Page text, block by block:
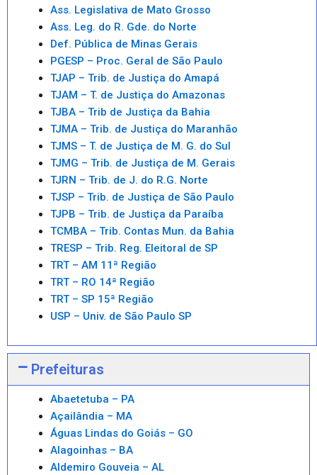
Ass. Legislativa de Mato Grosso
Ass. Leg. do R. Gde. do Norte
Def. Pública de Minas Gerais
PGESP – Proc. Geral de São Paulo
TJAP – Trib. de Justiça do Amapá
TJAM – T. de Justiça do Amazonas
TJBA – Trib de Justiça da Bahia
TJMA – Trib. de Justiça do Maranhão
TJMS – T. de Justiça de M. G. do Sul
TJMG – Trib. de Justiça de M. Gerais
TJRN – Trib. de J. do R.G. Norte
TJSP – Trib. de Justiça de São Paulo
TJPB – Trib. de Justiça da Paraíba
TCMBA – Trib. Contas Mun. da Bahia
TRESP – Trib. Reg. Eleitoral de SP
TRT – AM 11ª Região
TRT – RO 14ª Região
TRT – SP 15ª Região
USP – Univ. de São Paulo SP
Prefeituras
Abaetetuba – PA
Açailândia – MA
Águas Lindas do Goiás – GO
Alagoinhas – BA
Aldemiro Gouveia – AL